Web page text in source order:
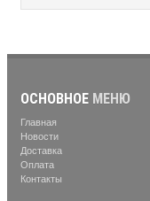
ОСНОВНОЕ МЕНЮ
Главная
Новости
Доставка
Оплата
Контакты